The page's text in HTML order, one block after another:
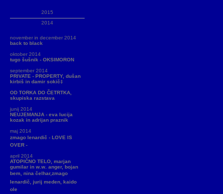
2015
2014
november in december 2014
back to black
oktober 2014
tugo šušnik - OKSIMORON
september 2014
PRIVATE - PROPERTY, dušan
kirbiš in damir sokič‡
OD TORKA DO ČETRTKA,
skupiska razstava
junij 2014
NEUJEMANJA - eva lucija
kozak in adrijan praznik
maj 2014
zmago lenardič - LOVE IS
OVER -
april 2014
ATOPIČNO TELO, marjan
gumilar in w.w. anger, bojan
bem, nina čelhar,zmago
lenardič, jurij meden, kaido
ole